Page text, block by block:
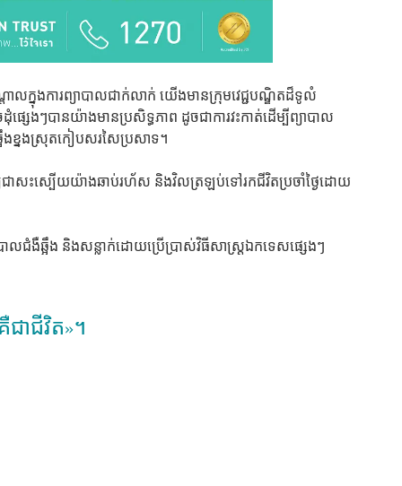
នុងការព្យាបាលជាក់លាក់ យើងមានក្រុមវេជ្ជបណ្ឌិតដ៏ទូលំ
េងៗបានយ៉ាងមានប្រសិទ្ធភាព ដូចជាការវះកាត់ដើម្បីព្យាបាល
អឹងខ្នងស្រុតកៀបសរសៃប្រសាទ។
ាសះស្បើយយ៉ាងឆាប់រហ័ស និងវិលត្រឡប់ទៅរកជីវិតប្រចាំថ្ងៃដោយ
ាលជំងឺឆ្អឹង និងសន្លាក់ដោយប្រើប្រាស់វិធីសាស្ត្រឯកទេសផ្សេងៗ
ាជីវិត»។